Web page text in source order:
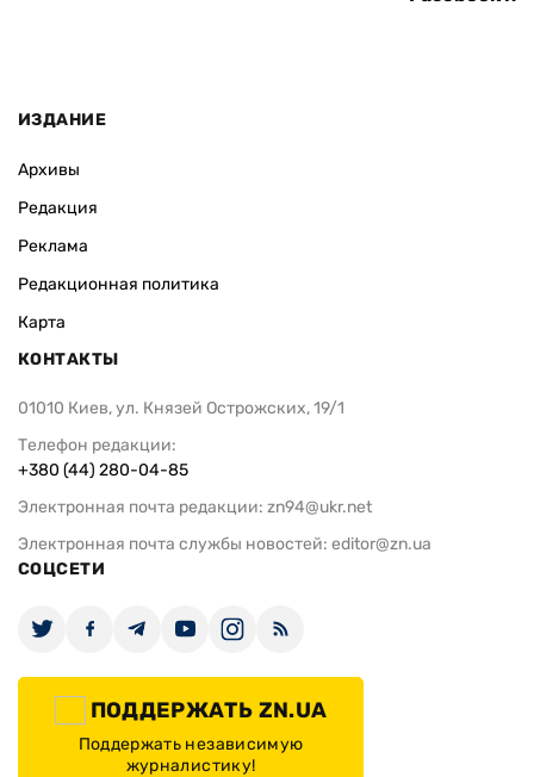
ИЗДАНИЕ
Архивы
Редакция
Реклама
Редакционная политика
Карта
КОНТАКТЫ
01010 Киев, ул. Князей Острожских, 19/1
Телефон редакции:
+380 (44) 280-04-85
Электронная почта редакции: zn94@ukr.net
Электронная почта службы новостей: editor@zn.ua
СОЦСЕТИ
ПОДДЕРЖАТЬ ZN.UA
Поддержать независимую
журналистику!